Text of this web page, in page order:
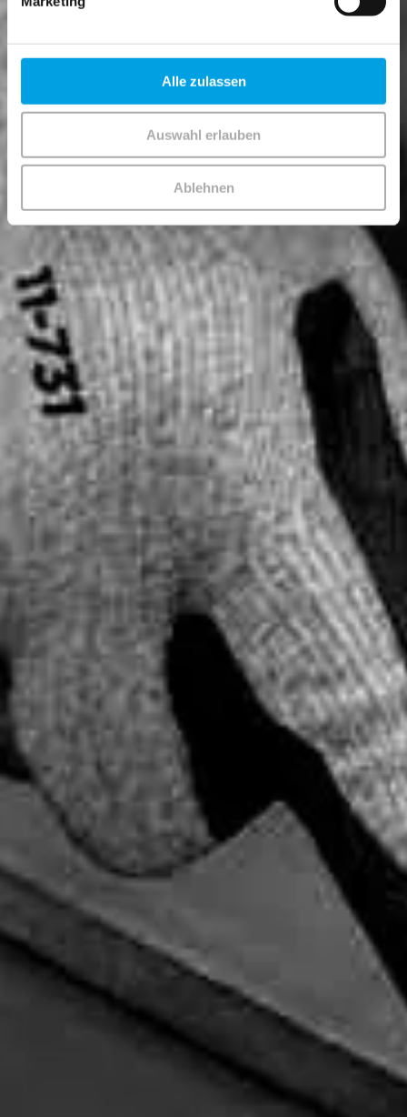
Alle zulassen
Auswahl erlauben
Ablehnen